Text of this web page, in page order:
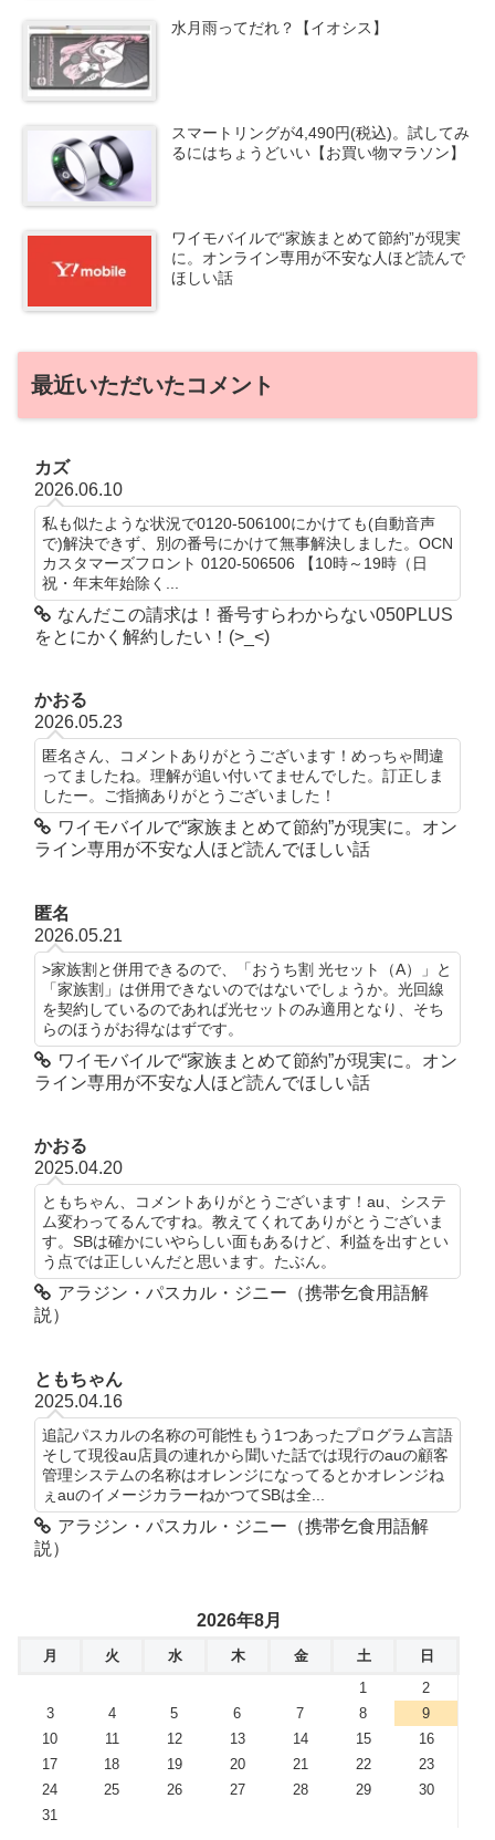
水月雨ってだれ？【イオシス】
スマートリングが4,490円(税込)。試してみ
るにはちょうどいい【お買い物マラソン】
ワイモバイルで“家族まとめて節約”が現実
に。オンライン専用が不安な人ほど読んで
ほしい話
最近いただいたコメント
カズ
2026.06.10
私も似たような状況で0120-506100にかけても(自動音声
で)解決できず、別の番号にかけて無事解決しました。OCN
カスタマーズフロント 0120-506506 【10時～19時（日
祝・年末年始除く...
なんだこの請求は！番号すらわからない050PLUS
をとにかく解約したい！(>_<)
かおる
2026.05.23
匿名さん、コメントありがとうございます！めっちゃ間違
ってましたね。理解が追い付いてませんでした。訂正しま
したー。ご指摘ありがとうございました！
ワイモバイルで“家族まとめて節約”が現実に。オン
ライン専用が不安な人ほど読んでほしい話
匿名
2026.05.21
>家族割と併用できるので、「おうち割 光セット（A）」と
「家族割」は併用できないのではないでしょうか。光回線
を契約しているのであれば光セットのみ適用となり、そち
らのほうがお得なはずです。
ワイモバイルで“家族まとめて節約”が現実に。オン
ライン専用が不安な人ほど読んでほしい話
かおる
2025.04.20
ともちゃん、コメントありがとうございます！au、システ
ム変わってるんですね。教えてくれてありがとうございま
す。SBは確かにいやらしい面もあるけど、利益を出すとい
う点では正しいんだと思います。たぶん。
アラジン・パスカル・ジニー（携帯乞食用語解
説）
ともちゃん
2025.04.16
追記パスカルの名称の可能性もう1つあったプログラム言語
そして現役au店員の連れから聞いた話では現行のauの顧客
管理システムの名称はオレンジになってるとかオレンジね
ぇauのイメージカラーねかつてSBは全...
アラジン・パスカル・ジニー（携帯乞食用語解
説）
2026年8月
月 火 水 木 金 土
日
1
2
3
4 5 6 7 8
9
10
11 12 13 14 15
16
17
18 19 20 21 22
23
24
25 26 27 28 29
30
31